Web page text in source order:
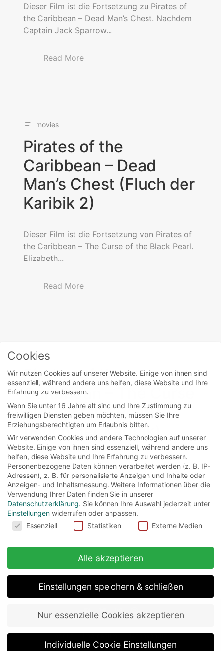
Dieser Film ist die Fortsetzung zu Pirates of
the Caribbean – Dead Man’s Chest. Nachdem
Captain Jack Sparrow...
Read More
movies
Pirates of the
Caribbean – Dead
Man’s Chest (Fluch der
Karibik 2)
Dieser Film ist die Fortsetzung von Pirates of
the Caribbean – The Curse of the Black Pearl.
Elizabeth...
Read More
movies
Pirates of the
Caribbean – The Curse
of the Black Pearl
(Fluch der Karibik)
Captain Jack Sparrow ist legendär. Doch
leider ist er auch ein Pirat, und so ist es nicht
verwunderlich,...
Read More
about impressum datenschutz
Cookies
Wir nutzen Cookies auf unserer Website. Einige von ihnen sind
essenziell, während andere uns helfen, diese Website und Ihre
Erfahrung zu verbessern.
Wenn Sie unter 16 Jahre alt sind und Ihre Zustimmung zu
freiwilligen Diensten geben möchten, müssen Sie Ihre
Erziehungsberechtigten um Erlaubnis bitten.
Wir verwenden Cookies und andere Technologien auf unserer
Website. Einige von ihnen sind essenziell, während andere uns
helfen, diese Website und Ihre Erfahrung zu verbessern.
Personenbezogene Daten können verarbeitet werden (z. B. IP-
Adressen), z. B. für personalisierte Anzeigen und Inhalte oder
Anzeigen- und Inhaltsmessung. Weitere Informationen über die
Verwendung Ihrer Daten finden Sie in unserer
Datenschutzerklärung. Sie können Ihre Auswahl jederzeit unter
Einstellungen widerrufen oder anpassen.
CookiesEssenziell Statistiken Externe Medien
Alle akzeptieren
Einstellungen speichern & schließen
Nur essenzielle Cookies akzeptieren
Individuelle Cookie Einstellungen